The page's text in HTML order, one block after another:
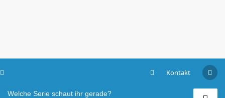
Kontakt
Welche Serie schaut ihr gerade?